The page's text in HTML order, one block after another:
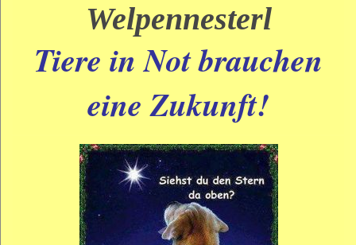
Welpennesterl
Tiere in Not brauchen
eine Zukunft!